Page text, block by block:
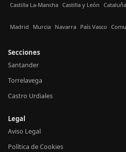
Castilla La-Mancha Castilla y León Cataluña
Madrid Murcia Navarra País Vasco
Secciones
Santander
Torrelavega
Castro Urdiales
Legal
Aviso Legal
Política de Cookies